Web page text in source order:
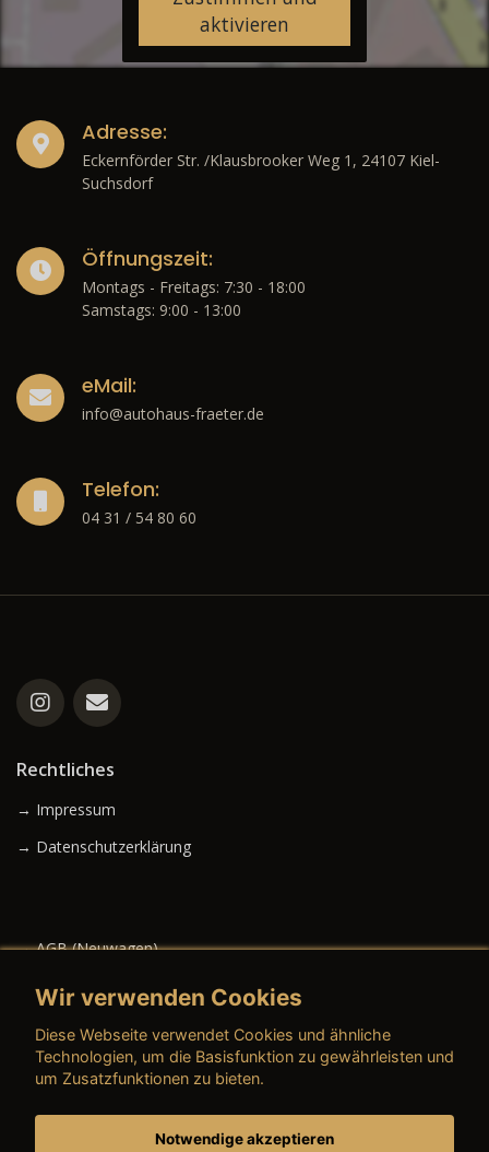
aktivieren
Adresse:
Eckernförder Str. /Klausbrooker Weg 1, 24107 Kiel-
Suchsdorf
Öffnungszeit:
Montags - Freitags: 7:30 - 18:00
Samstags: 9:00 - 13:00
eMail:
info@autohaus-fraeter.de
Telefon:
04 31 / 54 80 60
Rechtliches
→ Impressum
→ Datenschutzerklärung
→ AGB (Neuwagen)
→ AGB (Gebrauchtwagen)
→ AGB (Teile & Zubehör)
→ AGB (Dienstleistungen)
Wir verwenden Cookies
Diese Webseite verwendet Cookies und ähnliche
Technologien, um die Basisfunktion zu gewährleisten und
um Zusatzfunktionen zu bieten.
Notwendige akzeptieren